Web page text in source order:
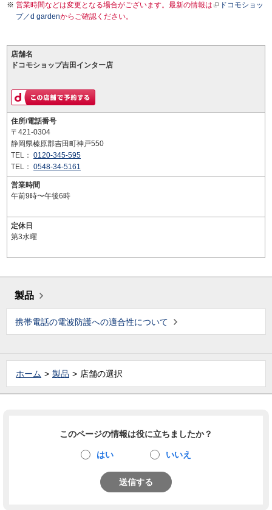
営業時間などは変更となる場合がございます。最新の情報は
ドコモショッ
プ／d gardenからご確認ください。
店舗名
ドコモショップ吉田インター店
住所/電話番号
〒421-0304
静岡県榛原郡吉田町神戸550
TEL： 0120-345-595
TEL： 0548-34-5161
営業時間
午前9時〜午後6時
定休日
第3水曜
製品
携帯電話の電波防護への適合性について
ホーム 製品 店舗の選択
このページの情報は役に立ちましたか？
はい いいえ
送信する